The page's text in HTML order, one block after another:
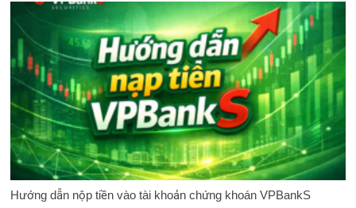
Hướng dẫn nộp tiền vào tài khoản chứng khoán VPBankS